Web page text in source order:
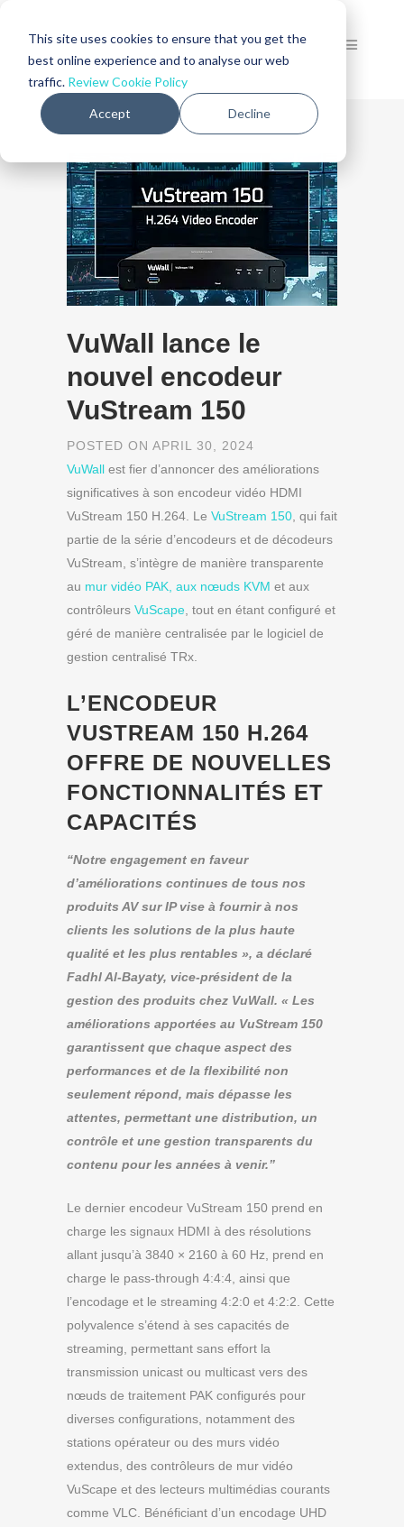
This site uses cookies to ensure that you get the
best online experience and to analyse our web
traffic. Review Cookie Policy
Accept Decline
VuWall lance le
nouvel encodeur
VuStream 150
POSTED ON APRIL 30, 2024
VuWall est fier d’annoncer des améliorations
significatives à son encodeur vidéo HDMI
VuStream 150 H.264. Le VuStream 150 , qui fait
partie de la série d’encodeurs et de décodeurs
VuStream, s’intègre de manière transparente
au mur vidéo PAK, aux nœuds KVM et aux
contrôleurs VuScape , tout en étant configuré et
géré de manière centralisée par le logiciel de
gestion centralisé TRx.
L’ENCODEUR
VUSTREAM 150 H.264
OFFRE DE NOUVELLES
FONCTIONNALITÉS ET
CAPACITÉS
“Notre engagement en faveur
d’améliorations continues de tous nos
produits AV sur IP vise à fournir à nos
clients les solutions de la plus haute
qualité et les plus rentables », a déclaré
Fadhl Al-Bayaty, vice-président de la
gestion des produits chez VuWall. « Les
améliorations apportées au VuStream 150
garantissent que chaque aspect des
performances et de la flexibilité non
seulement répond, mais dépasse les
attentes, permettant une distribution, un
contrôle et une gestion transparents du
contenu pour les années à venir.”
Le dernier encodeur VuStream 150 prend en
charge les signaux HDMI à des résolutions
allant jusqu’à 3840 × 2160 à 60 Hz, prend en
charge le pass-through 4:4:4, ainsi que
l’encodage et le streaming 4:2:0 et 4:2:2. Cette
polyvalence s’étend à ses capacités de
streaming, permettant sans effort la
transmission unicast ou multicast vers des
nœuds de traitement PAK configurés pour
diverses configurations, notamment des
stations opérateur ou des murs vidéo
extendus, des contrôleurs de mur vidéo
VuScape et des lecteurs multimédias courants
comme VLC. Bénéficiant d’un encodage UHD